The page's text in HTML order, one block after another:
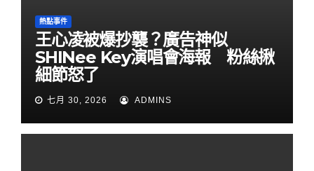
熱點事件
王心凌被爆抄襲？廣告神似
SHINee Key演唱會海報 粉絲揪
細節怒了
七月 30, 2026 ADMINS